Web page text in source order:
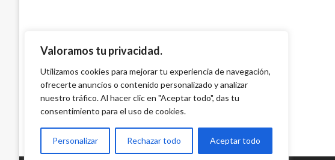
Valoramos tu privacidad.
Utilizamos cookies para mejorar tu experiencia de navegación,
ofrecerte anuncios o contenido personalizado y analizar
nuestro tráfico. Al hacer clic en "Aceptar todo", das tu
consentimiento para el uso de cookies.
Personalizar Rechazar todo Aceptar todo